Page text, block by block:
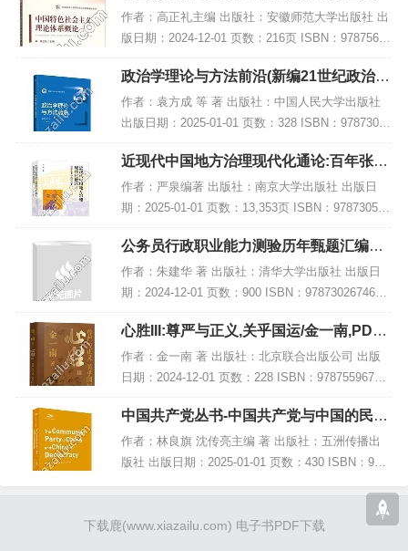
DF电子书网盘下载
作者：高正礼主编 出版社：安徽师范大学出版社 出
版日期：2024-12-01 页数：216页 ISBN：97875676
17032 电子书大小：224MB [高清扫描版PDF格式]
内容简介...
政治学理论与方法前沿(新编21世纪政治学
系列教材),PDF下载
作者：袁方成 等 著 出版社：中国人民大学出版社
出版日期：2025-01-01 页数：328 ISBN：97873003
28423 电子书大小：231MB [高清扫描版PDF格式]
内容简...
近现代中国地方治理现代化通论:百年张謇
与路径探索,PDF下载
作者：严泉编著 出版社：南京大学出版社 出版日
期：2025-01-01 页数：13,353页 ISBN：978730528
1747 电子书大小：238MB [高清扫描版PDF格式] 内
容简介...
公务员行政职业能力测验历年甄题汇编及
参考答案解析,PDF下载
作者：朱建华 著 出版社：清华大学出版社 出版日
期：2024-12-01 页数：900 ISBN：9787302674665
电子书大小：225MB [高清扫描版PDF格式] 内容简
介 《公...
心胜III:尊严与正义,关乎国运/金一南,PDF
电子书下载
作者：金一南 著 出版社：北京联合出版公司 出版
日期：2024-12-01 页数：228 ISBN：97875596793
83 电子书大小：235MB [高清扫描版PDF格式] 内容
简介 《...
中国共产党丛书-中国共产党与中国的民主
建设(英),PDF下载
作者：林良旗 沈传亮主编 著 出版社：五洲传播出
版社 出版日期：2025-01-01 页数：430 ISBN：978
下载鹿(www.xiazailu.com) 电子书PDF下载